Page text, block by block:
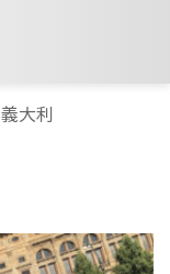
義大利